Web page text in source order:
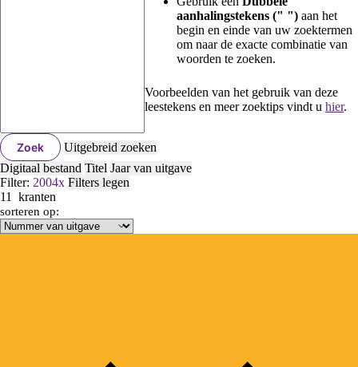
aanhalingstekens (" ") aan het
begin en einde van uw zoektermen
om naar de exacte combinatie van
woorden te zoeken.
Voorbeelden van het gebruik van deze
leestekens en meer zoektips vindt u hier.
Zoek
Uitgebreid zoeken
Digitaal bestand Titel Jaar van uitgave
Filter: 2004x Filters legen
11
kranten
sorteren op: